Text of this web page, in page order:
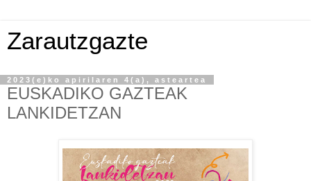
Zarautzgazte
2023(e)ko apirilaren 4(a), asteartea
EUSKADIKO GAZTEAK
LANKIDETZAN